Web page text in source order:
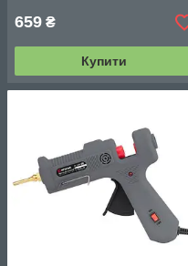
659 ₴
Купити